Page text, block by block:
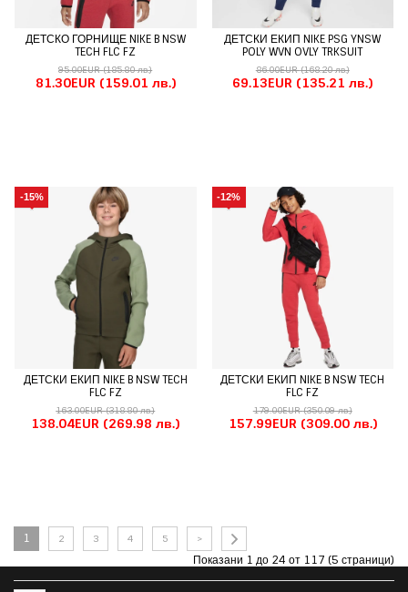
ДЕТСКО ГОРНИЩЕ NIKE B NSW
TECH FLC FZ
95.00EUR(185.80 лв.)
81.30EUR (159.01 лв.)
ДЕТСКИ ЕКИП NIKE PSG YNSW
POLY WVN OVLY TRKSUIT
86.00EUR(168.20 лв.)
69.13EUR (135.21 лв.)
-15%
ДЕТСКИ ЕКИП NIKE B NSW TECH
FLC FZ
163.00EUR(318.80 лв.)
138.04EUR (269.98 лв.)
-12%
ДЕТСКИ ЕКИП NIKE B NSW TECH
FLC FZ
179.00EUR(350.09 лв.)
157.99EUR (309.00 лв.)
1 2 3 4 5 >
Показани 1 до 24 от 117 (5 страници)